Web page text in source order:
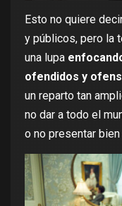
Esto no quiere
y públicos, pero la
una lupa
ofendidos y
un reparto tan
no dar a todo el
o no presentar